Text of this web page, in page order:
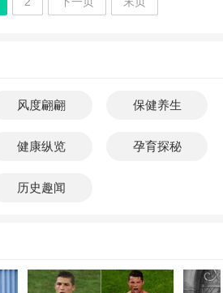
风度翩翩 保健养生
健康纵览 孕育探秘
历史趣闻